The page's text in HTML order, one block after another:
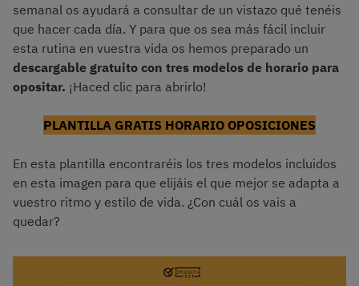
semanal os ayudará a consultar de un vistazo qué tenéis
que hacer cada día. Y para que os sea más fácil incluir
esta rutina en vuestra vida os hemos preparado un
descargable gratuito con tres modelos de horario para
opositar. ¡Haced clic para abrirlo!
PLANTILLA GRATIS HORARIO OPOSICIONES
En esta plantilla encontraréis los tres modelos incluidos
en esta imagen para que elijáis el que mejor se adapta a
vuestro ritmo y estilo de vida. ¿Con cuál os vais a
quedar?